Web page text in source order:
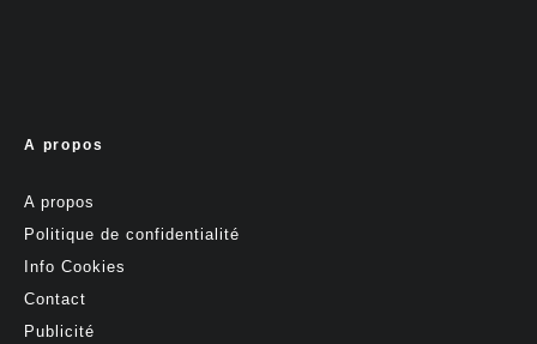
A propos
A propos
Politique de confidentialité
Info Cookies
Contact
Publicité